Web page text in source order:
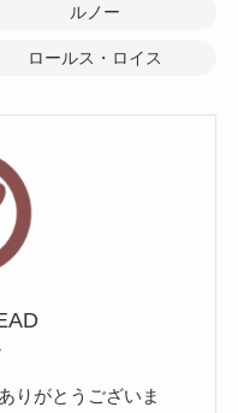
ルノー
ロールス・ロイス
りがとうございま